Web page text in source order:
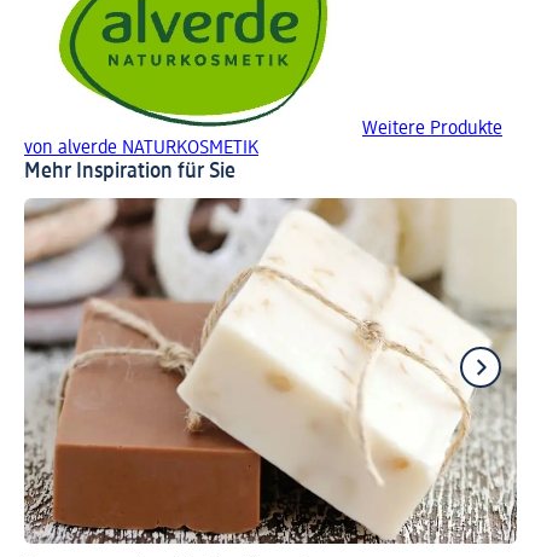
Weitere Produkte
von alverde NATURKOSMETIK
Mehr Inspiration für Sie